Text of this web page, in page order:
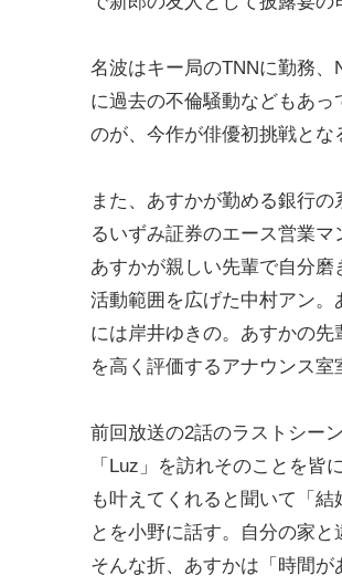
名波はキー局のTNNに勤務
に過去の不倫騒動などもあっ
のが、今作が俳優初挑戦とな
また、あすかが勤める銀行
るいずみ証券のエース営業
あすかが親しい先輩で自分磨
活動範囲を広げた中村アン。
には岸井ゆきの。あすかの
を高く評価するアナウンス室
前回放送の2話のラストシー
「Luz」を訪れそのことを
も叶えてくれると聞いて「
とを小野に話す。自分の家
そんな折、あすかは「時間